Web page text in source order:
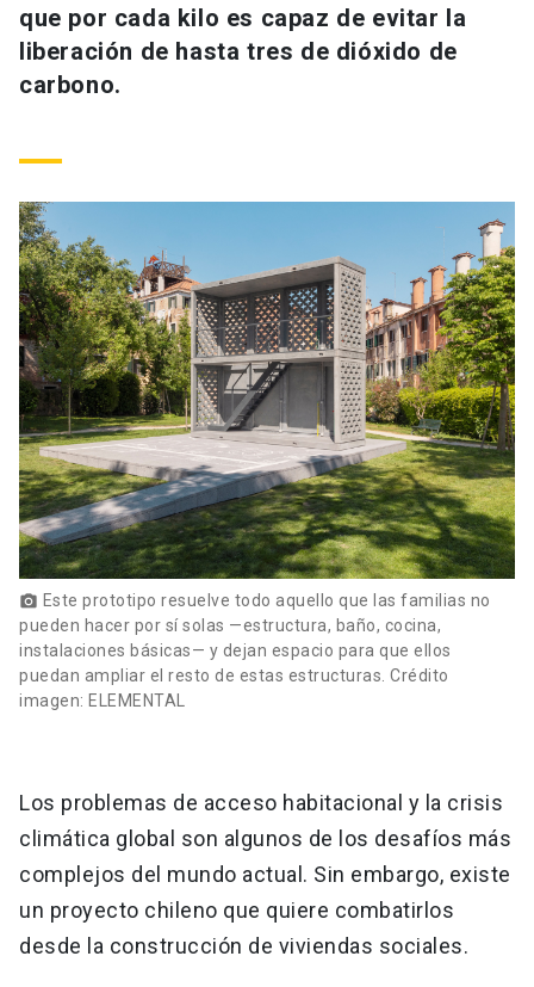
Futuros estudiantes
Estudiantes
Personal
Alumni
Padres y familia
Vecinos launch
Go to english site launch
ACCESOS DIRECTOS
Correo UC
Mi Portal UC launch
Medios Biblioteca launch
Donaciones launch
que por cada kilo es capaz de evitar la
liberación de hasta tres de dióxido de
carbono.
photo_camera Este prototipo resuelve todo aquello que las familias no
pueden hacer por sí solas —estructura, baño, cocina,
instalaciones básicas— y dejan espacio para que ellos
puedan ampliar el resto de estas estructuras. Crédito
imagen: ELEMENTAL
Los problemas de acceso habitacional y la crisis
climática global son algunos de los desafíos más
complejos del mundo actual. Sin embargo, existe
un proyecto chileno que quiere combatirlos
desde la construcción de viviendas sociales.